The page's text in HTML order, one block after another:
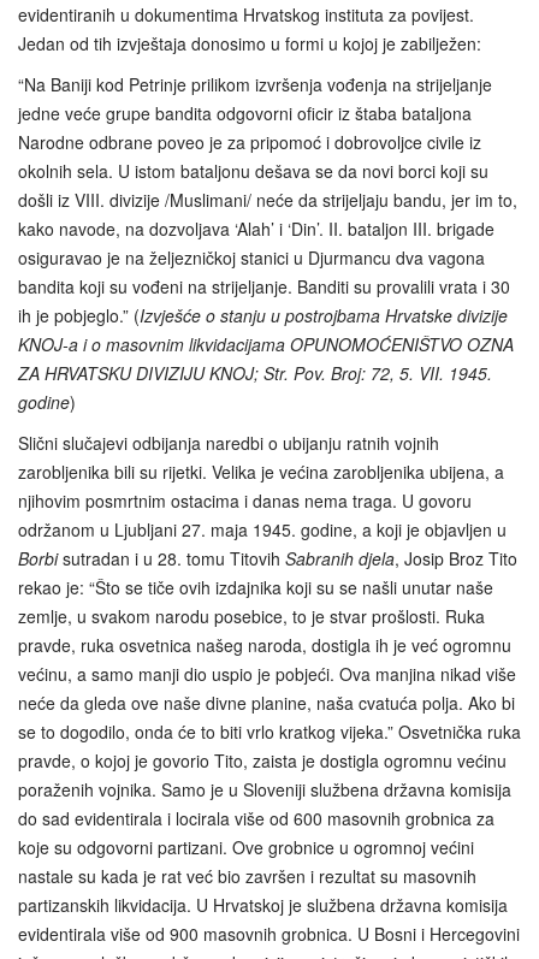
evidentiranih u dokumentima Hrvatskog instituta za povijest.
Jedan od tih izvještaja donosimo u formi u kojoj je zabilježen:
“Na Baniji kod Petrinje prilikom izvršenja vođenja na strijeljanje
jedne veće grupe bandita odgovorni oficir iz štaba bataljona
Narodne odbrane poveo je za pripomoć i dobrovoljce civile iz
okolnih sela. U istom bataljonu dešava se da novi borci koji su
došli iz VIII. divizije /Muslimani/ neće da strijeljaju bandu, jer im to,
kako navode, na dozvoljava ‘Alah’ i ‘Din’. II. bataljon III. brigade
osiguravao je na željezničkoj stanici u Djurmancu dva vagona
bandita koji su vođeni na strijeljanje. Banditi su provalili vrata i 30
ih je pobjeglo.” (Izvješće o stanju u postrojbama Hrvatske divizije
KNOJ-a i o masovnim likvidacijama OPUNOMOĆENIŠTVO OZNA
ZA HRVATSKU DIVIZIJU KNOJ; Str. Pov. Broj: 72, 5. VII. 1945.
godine)
Slični slučajevi odbijanja naredbi o ubijanju ratnih vojnih
zarobljenika bili su rijetki. Velika je većina zarobljenika ubijena, a
njihovim posmrtnim ostacima i danas nema traga. U govoru
održanom u Ljubljani 27. maja 1945. godine, a koji je objavljen u
Borbisutradan i u 28. tomu Titovih Sabranih djela, Josip Broz Tito
rekao je: “Što se tiče ovih izdajnika koji su se našli unutar naše
zemlje, u svakom narodu posebice, to je stvar prošlosti. Ruka
pravde, ruka osvetnica našeg naroda, dostigla ih je već ogromnu
većinu, a samo manji dio uspio je pobjeći. Ova manjina nikad više
neće da gleda ove naše divne planine, naša cvatuća polja. Ako bi
se to dogodilo, onda će to biti vrlo kratkog vijeka.” Osvetnička ruka
pravde, o kojoj je govorio Tito, zaista je dostigla ogromnu većinu
poraženih vojnika. Samo je u Sloveniji službena državna komisija
do sad evidentirala i locirala više od 600 masovnih grobnica za
koje su odgovorni partizani. Ove grobnice u ogromnoj većini
nastale su kada je rat već bio završen i rezultat su masovnih
partizanskih likvidacija. U Hrvatskoj je službena državna komisija
evidentirala više od 900 masovnih grobnica. U Bosni i Hercegovini